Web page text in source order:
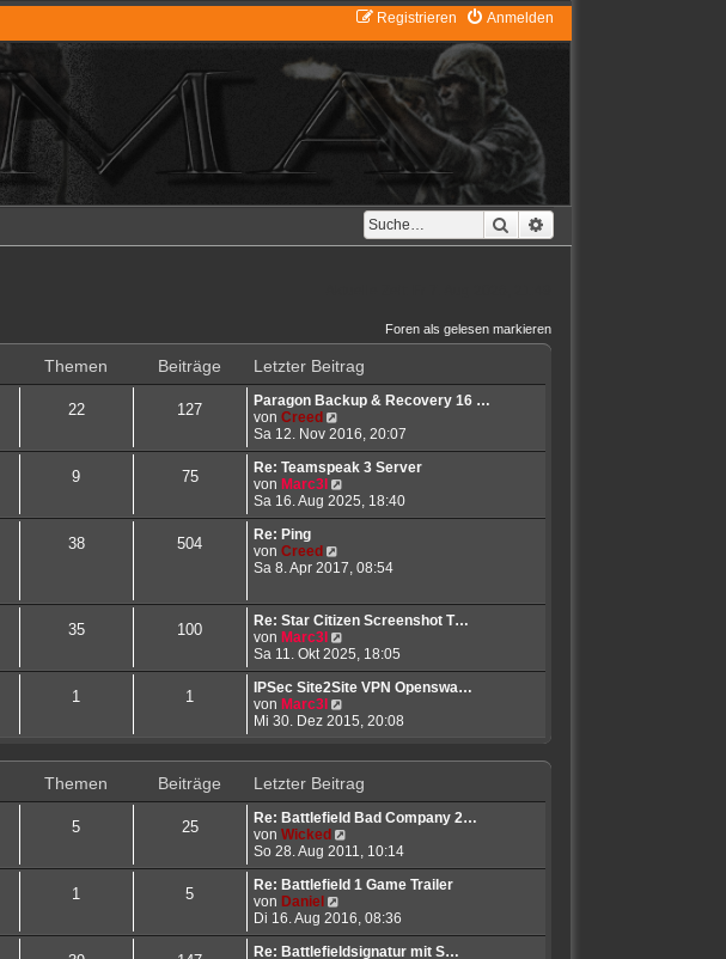
Anmelden
Registrieren
Suche
Foren als gelesen markieren
Themen Beiträge
Letzter Beitrag
22 127
Paragon Backup & Recovery 16 …
von Creed
e
u
e
s
t
e
e
t
r
a
g
Sa 12. Nov 2016, 20:07
9 75
Re: Teamspeak 3 Server
von Marc3l
e
u
t
r
B
i
t
r
g
Sa 16. Aug 2025, 18:40
38 504
Re: Ping
von Creed
e
e
s
t
e
r
B
e
i
g
Sa 8. Apr 2017, 08:54
35 100
Re: Star Citizen Screenshot T…
von Marc3l
e
u
e
t
e
i
t
r
a
g
Sa 11. Okt 2025, 18:05
1 1
IPSec Site2Site VPN Openswa…
von Marc3l
e
t
e
r
B
e
i
t
a
g
Mi 30. Dez 2015, 20:08
Themen Beiträge
Letzter Beitrag
5 25
Re: Battlefield Bad Company 2…
von Wicked
e
u
e
t
e
r
So 28. Aug 2011, 10:14
1 5
Re: Battlefield 1 Game Trailer
von Daniel
e
u
e
Di 16. Aug 2016, 08:36
Re: Battlefieldsignatur mit S…